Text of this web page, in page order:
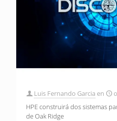
Luis Fernando Garcia en
HPE construirá dos sistemas
de Oak Ridge